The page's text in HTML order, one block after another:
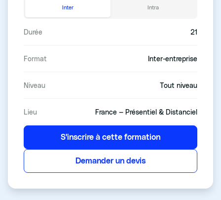
Inter Intra
Durée 21
Format Inter-entreprise
Niveau Tout niveau
Lieu France — Présentiel & Distanciel
S'inscrire à cette formation
Demander un devis